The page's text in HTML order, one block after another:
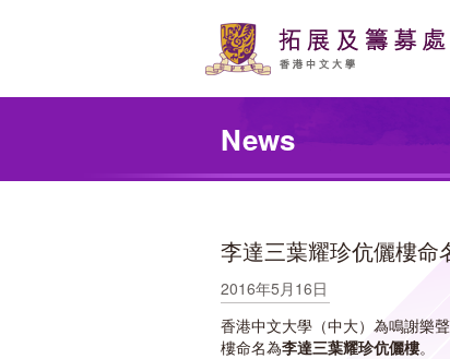
main
content
News
李達三葉耀珍伉儷樓命
2016年5月16日
香港中文大學（中大）為鳴謝樂
樓命名為李達三葉耀珍伉儷樓。